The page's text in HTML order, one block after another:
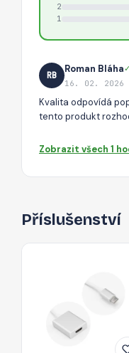
2
1
RB
Roman Bláha
16. 02. 2026
Kvalita odpovídá
tento produkt
Zobrazit všech 1
Příslušenství